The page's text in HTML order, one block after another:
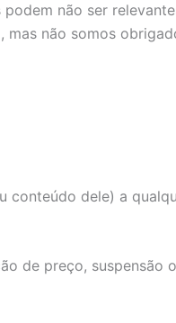
não ser
não somos
dele) a
de preço, suspensão